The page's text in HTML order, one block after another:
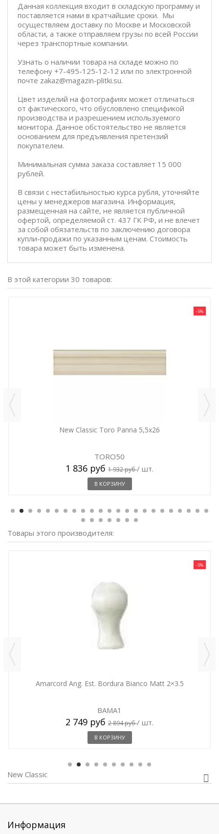
Данная коллекция входит в складскую программу и
поставляется нами в кратчайшие сроки. Мы
осуществляем доставку по Москве и Московской
области, а также отправляем грузы по всей России
через транспортные компании.
Узнать о наличии товара на складе можно по
телефону +7-495-125-12-12 или по электронной
почте zakaz@magazin-plitki.su.
Цвет изделий на фотографиях может отличаться
от фактического, что обусловлено спецификой
производства и разрешением используемого
монитора. Данное обстоятельство не является
основанием для предъявления претензий
покупателем.
Минимальная сумма заказа составляет 15 000
рублей.
В связи с нестабильностью курса рубля, уточняйте
цены у менеджеров магазина. Информация,
размещенная на сайте, не является публичной
офертой, определяемой ст. 437 ГК РФ, и не влечет
за собой обязательств по заключению договора
купли-продажи по указанным ценам. Стоимость
товара может быть изменена.
В этой категории 30 товаров:
-5%
New Classic Toro Panna 5,5x26
TORO50
1 836 руб 1 932 руб/ шт.
В КОРЗИНУ
Товары этого производителя:
-5%
Amarcord Ang. Est. Bordura Bianco Matt 2×3.5
BAMA1
2 749 руб 2 894 руб/ шт.
В КОРЗИНУ
New Classic
Информация